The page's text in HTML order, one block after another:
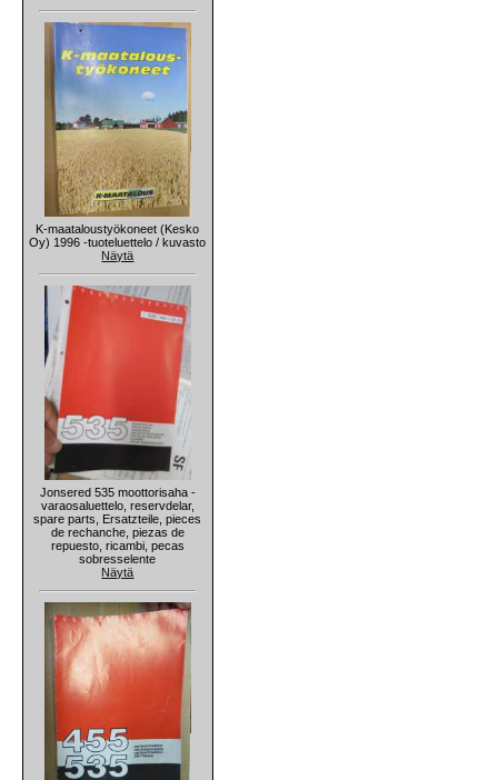
K-maataloustyökoneet (Kesko
Oy) 1996 -tuoteluettelo / kuvasto
Näytä
Jonsered 535 moottorisaha -
varaosaluettelo, reservdelar,
spare parts, Ersatzteile, pieces
de rechanche, piezas de
repuesto, ricambi, pecas
sobresselente
Näytä